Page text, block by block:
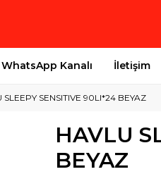
Kanalı İletişim
SLEEPY SENSITIVE 90LI*24 BEYAZ
HAVLU
BEYAZ